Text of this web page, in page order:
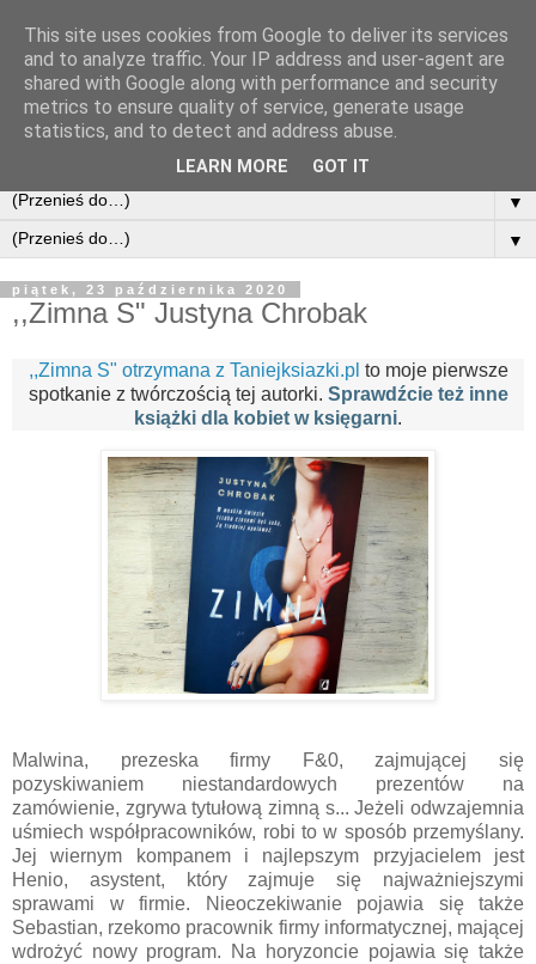
▼
▼
piątek, 23 października 2020
,,Zimna S" Justyna Chrobak
,,Zimna S" otrzymana z Taniejksiazki.pl to moje pierwsze
spotkanie z twórczością tej autorki. Sprawdźcie też inne
książki dla kobiet w księgarni.
Malwina, prezeska firmy F&0, zajmującej się
pozyskiwaniem niestandardowych prezentów na
zamówienie, zgrywa tytułową zimną s... Jeżeli odwzajemnia
uśmiech współpracowników, robi to w sposób przemyślany.
Jej wiernym kompanem i najlepszym przyjacielem jest
Henio, asystent, który zajmuje się najważniejszymi
sprawami w firmie. Nieoczekiwanie pojawia się także
Sebastian, rzekomo pracownik firmy informatycznej, mającej
wdrożyć nowy program. Na horyzoncie pojawia się także
This site uses cookies from Google to deliver its services
and to analyze traffic. Your IP address and user-agent are
shared with Google along with performance and security
metrics to ensure quality of service, generate usage
statistics, and to detect and address abuse.
LEARN MORE GOT IT